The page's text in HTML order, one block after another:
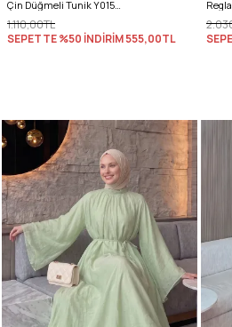
1.110,00TL
SEPETTE %50 İNDİRİM555,00TL